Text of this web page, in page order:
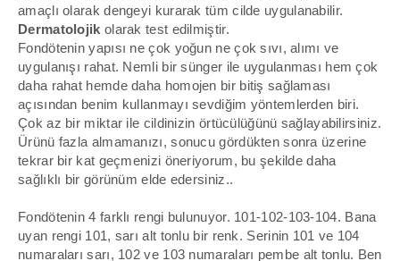
amaçlı olarak dengeyi kurarak tüm cilde uygulanabilir.
Dermatolojik olarak test edilmiştir.
Fondötenin yapısı ne çok yoğun ne çok sıvı, alımı ve
uygulanışı rahat. Nemli bir sünger ile uygulanması hem çok
daha rahat hemde daha homojen bir bitiş sağlaması
açısından benim kullanmayı sevdiğim yöntemlerden biri.
Çok az bir miktar ile cildinizin örtücülüğünü sağlayabilirsiniz.
Ürünü fazla almamanızı, sonucu gördükten sonra üzerine
tekrar bir kat geçmenizi öneriyorum, bu şekilde daha
sağlıklı bir görünüm elde edersiniz..
Fondötenin 4 farklı rengi bulunuyor. 101-102-103-104. Bana
uyan rengi 101, sarı alt tonlu bir renk. Serinin 101 ve 104
numaraları sarı, 102ve 103 numaraları pembe alt tonlu. Ben